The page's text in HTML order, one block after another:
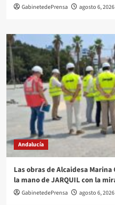
GabinetedePrensa agosto 6, 2026
Andalucía
Las obras de Alcaidesa
la mano de JARQUIL con la
GabinetedePrensa agosto 6, 2026